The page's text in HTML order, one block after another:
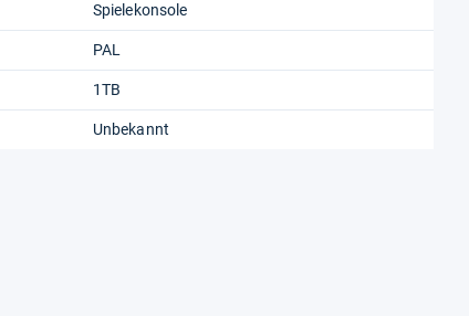
Spielekonsole
PAL
1TB
Unbekannt